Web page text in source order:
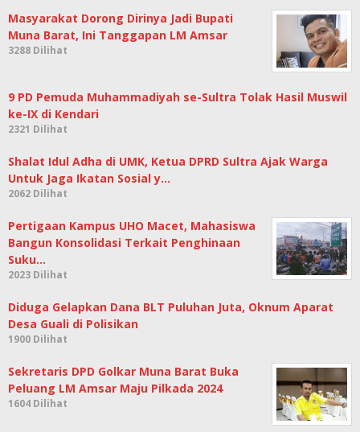
Masyarakat Dorong Dirinya Jadi Bupati
Muna Barat, Ini Tanggapan LM Amsar
3288 Dilihat
9 PD Pemuda Muhammadiyah se-Sultra Tolak Hasil Muswil
ke-IX di Kendari
2321 Dilihat
Shalat Idul Adha di UMK, Ketua DPRD Sultra Ajak Warga
Untuk Jaga Ikatan Sosial y…
2062 Dilihat
Pertigaan Kampus UHO Macet, Mahasiswa
Bangun Konsolidasi Terkait Penghinaan
Suku…
2023 Dilihat
Diduga Gelapkan Dana BLT Puluhan Juta, Oknum Aparat
Desa Guali di Polisikan
1900 Dilihat
Sekretaris DPD Golkar Muna Barat Buka
Peluang LM Amsar Maju Pilkada 2024
1604 Dilihat